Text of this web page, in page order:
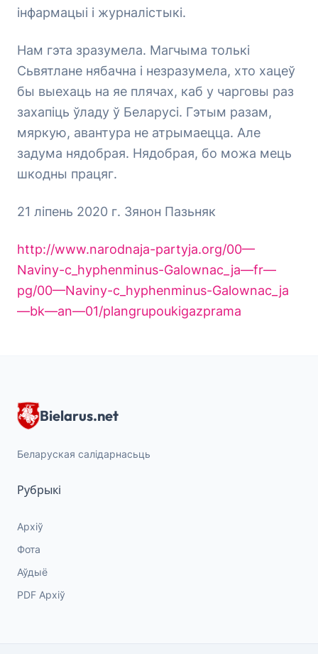
інфармацыі і журналістыкі.
Нам гэта зразумела. Магчыма толькі
Сьвятлане нябачна і незразумела, хто хацеў
бы выехаць на яе плячах, каб у чарговы раз
захапіць ўладу ў Беларусі. Гэтым разам,
мяркую, авантура не атрымаецца. Але
задума нядобрая. Нядобрая, бо можа мець
шкодны працяг.
21 ліпень 2020 г. Зянон Пазьняк
http://www.narodnaja-partyja.org/00—
Naviny-c_hyphenminus-Galownac_ja—fr—
pg/00—Naviny-c_hyphenminus-Galownac_ja
—bk—an—01/plangrupoukigazprama
Bielarus.net
Беларуская салідарнасьць
Рубрыкі
Архіў
Фота
Аўдыё
PDF Архіў